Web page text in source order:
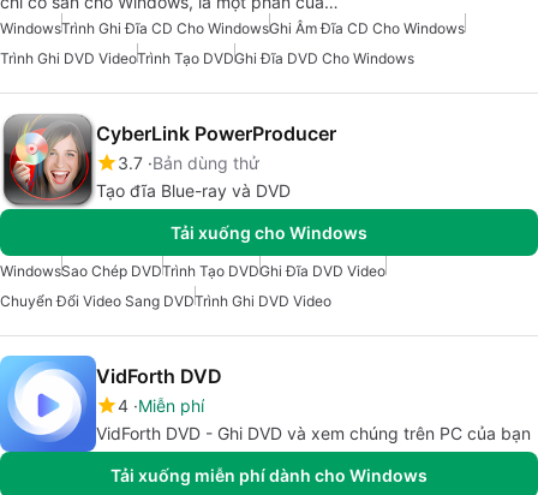
WindowsTrình Ghi Đĩa CD Cho WindowsGhi Âm Đĩa CD Cho Windows
Trình Ghi DVD VideoTrình Tạo DVDGhi Đĩa DVD Cho Windows
CyberLink PowerProducer
3.7 Bản dùng thử
Tạo đĩa Blue-ray và DVD
Tải xuống cho Windows
WindowsSao Chép DVDTrình Tạo DVDGhi Đĩa DVD Video
Chuyển Đổi Video Sang DVDTrình Ghi DVD Video
VidForth DVD
4 Miễn phí
VidForth DVD - Ghi DVD và xem chúng trên PC của bạn
Tải xuống miễn phí dành cho Windows